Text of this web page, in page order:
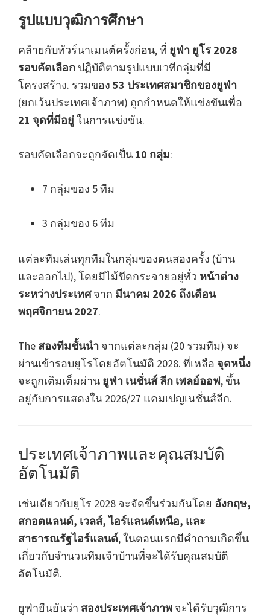
รูปแบบวุฒิการศึกษา
คล้ายกับทัวร์นาเมนต์ครั้งก่อน, ที่ ยูฟ่า ยูโร 2028
รอบคัดเลือก ปฏิบัติตามรูปแบบเวทีกลุ่มที่มี
โครงสร้าง. รวมของ 53 ประเทศสมาชิกของยูฟ่า
(ยกเว้นประเทศเจ้าภาพ) ถูกกำหนดให้แข่งขันเพื่อ
21 จุดที่มีอยู่ในการแข่งขัน.
รอบคัดเลือกจะถูกจัดเป็น 10 กลุ่ม:
7 กลุ่มของ 5 ทีม
3 กลุ่มของ 6 ทีม
แต่ละทีมเล่นทุกทีมในกลุ่มของตนสองครั้ง (บ้าน
และออกไป), โดยมีไม้ขีดกระจายอยู่ทั่ว หน้าต่าง
ระหว่างประเทศจาก มีนาคม 2026 ถึงเดือน
พฤศจิกายน 2027.
The สองทีมชั้นนำ จากแต่ละกลุ่ม (20 รวมทีม) จะ
ผ่านเข้ารอบยูโรโดยอัตโนมัติ 2028. ที่เหลือ จุดหนึ่ง
จะถูกเติมเต็มผ่าน ยูฟ่า เนชั่นส์ ลีก เพลย์ออฟ, ขึ้น
อยู่กับการแสดงใน 2026/27 แคมเปญเนชั่นส์ลีก.
ประเทศเจ้าภาพและคุณสมบัติ
อัตโนมัติ
เช่นเดียวกับยูโร 2028 จะจัดขึ้นร่วมกันโดย อังกฤษ,
สกอตแลนด์, เวลส์, ไอร์แลนด์เหนือ, และ
สาธารณรัฐไอร์แลนด์, ในตอนแรกมีคำถามเกิดขึ้น
เกี่ยวกับจำนวนทีมเจ้าบ้านที่จะได้รับคุณสมบัติ
อัตโนมัติ.
ยูฟ่ายืนยันว่า สองประเทศเจ้าภาพ จะได้รับวุฒิการ